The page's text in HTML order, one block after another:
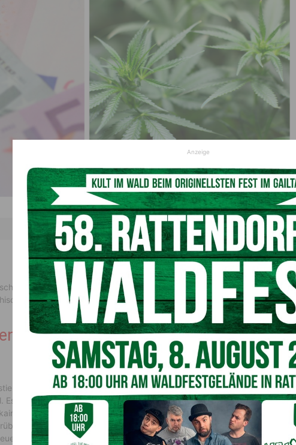
Symbolfoto
© Collage pixabay
festgenommen, sechs Männer und drei Frauen im Alter zwischen
bosnischer, slowenischer und griechischer Staatsbürgerschaft.
mehrere tausend Euro Bargeld und
die Beamten auf eine Vielzahl von illegalen Substanzen und
Es wurden 1,5 Kilogramm Cannabiskraut, 1,5 Kilogramm Cannabis, etwa
geringe Mengen Magic-Mushrooms, sowie Bargeld in mehreren
hinaus wurden Verpackungsmaterial, Drogenwaagen, verschiedene
der Kategorie “B” ohne Seriennummer, eine gekürzte
Anzeige